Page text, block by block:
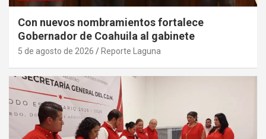
Con nuevos nombramientos fortalece
Gobernador de Coahuila al gabinete
5 de agosto de 2026 Reporte Laguna